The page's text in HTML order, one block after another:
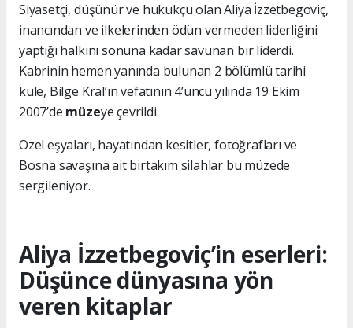
Siyasetçi, düşünür ve hukukçu olan Aliya İzzetbegoviç,
inancından ve ilkelerinden ödün vermeden liderliğini
yaptığı halkını sonuna kadar savunan bir liderdi.
Kabrinin hemen yanında bulunan 2 bölümlü tarihi
kule, Bilge Kral’ın vefatının 4’üncü yılında 19 Ekim
2007’de müzeye çevrildi.
Özel eşyaları, hayatından kesitler, fotoğrafları ve
Bosna savaşına ait birtakım silahlar bu müzede
sergileniyor.
Aliya İzzetbegoviç’in eserleri:
Düşünce dünyasına yön
veren kitaplar